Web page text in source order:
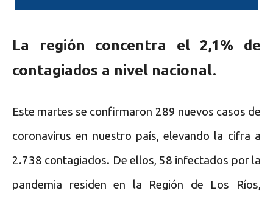
La región concentra el 2,1% de
contagiados a nivel nacional.
Este martes se confirmaron 289 nuevos casos de
coronavirus en nuestro país, elevando la cifra a
2.738 contagiados. De ellos, 58 infectados por la
pandemia residen en la Región de Los Ríos,